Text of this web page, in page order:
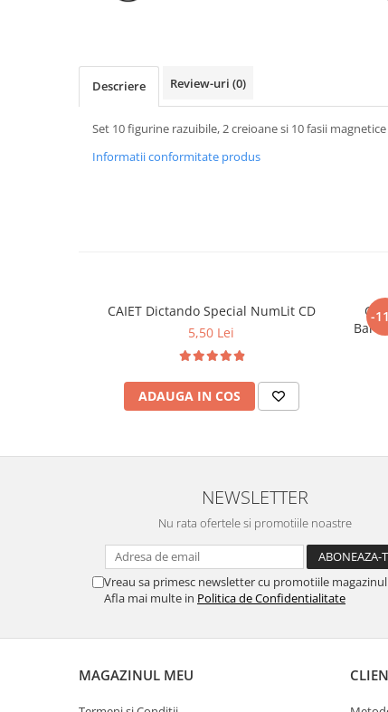
Descriere Review-uri (0)
Set 10 figurine razuibile, 2 creioane si 10 fasii
Informatii conformitate produs
CAIET Dictando Special NumLit CD
5,50 Lei
ADAUGA IN COS
-
NEWSLETTER
Nu rata ofertele si promotiile noastre
Vreau sa primesc newsletter cu promotiile
Afla mai multe in Politica de Confidentialitate
MAGAZINUL MEU